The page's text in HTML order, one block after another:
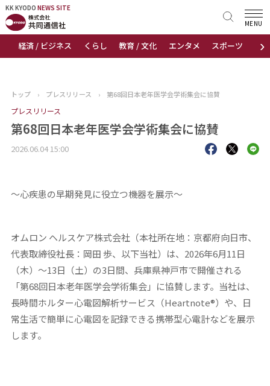
KK KYODO NEWS SITE
›
経済 / ビジネス くらし 教育 / 文化 エンタメ スポーツ 地域
MENU
KK KYODONEWS SITE
トップページ
ニュース
会社概要
トップ › プレスリリース › 第68回日本老年医学会学術集会に協賛
プレスリリース
第68回日本老年医学会学術集会に協賛
2026.06.04 15:00
～心疾患の早期発見に役立つ機器を展示～
オムロン ヘルスケア株式会社（本社所在地：京都府向日市、
代表取締役社長：岡田 歩、以下当社）は、2026年6月11日
（木）～13日（土）の3日間、兵庫県神戸市で開催される
「第68回日本老年医学会学術集会」に協賛します。当社は、
長時間ホルター心電図解析サービス（Heartnote®）や、日
常生活で簡単に心電図を記録できる携帯型心電計などを展示
します。